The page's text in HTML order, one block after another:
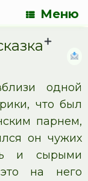
Меню
одной
что был
парнем,
он чужих
и сырыми
на него